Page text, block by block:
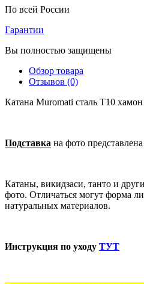
По всей России
Гарантии
Вы полностью защищены
Обзор товара
Отзывов (0)
Катана Muromati сталь T10
Подставка на фото
Катаны, викидзаси, танто и
фото. Отличаться могут форма
натуральных материалов.
Инструкция по уходу ТУТ